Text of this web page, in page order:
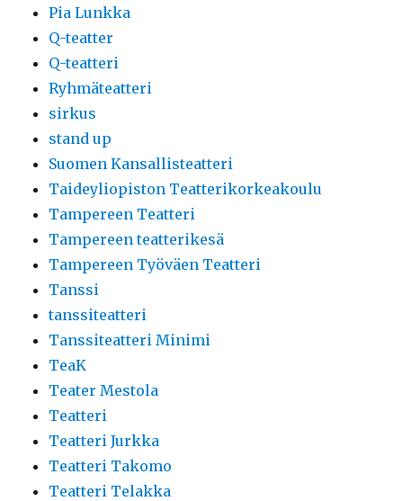
Pia Lunkka
Q-teatter
Q-teatteri
Ryhmäteatteri
sirkus
stand up
Suomen Kansallisteatteri
Taideyliopiston Teatterikorkeakoulu
Tampereen Teatteri
Tampereen teatterikesä
Tampereen Työväen Teatteri
Tanssi
tanssiteatteri
Tanssiteatteri Minimi
TeaK
Teater Mestola
Teatteri
Teatteri Jurkka
Teatteri Takomo
Teatteri Telakka